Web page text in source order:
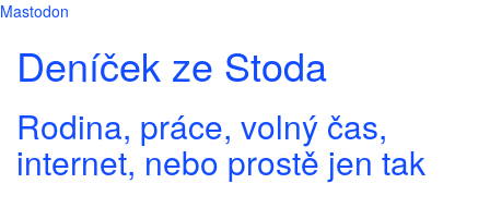
Mastodon
Deníček ze Stoda
Rodina, práce, volný čas,
internet, nebo prostě jen tak